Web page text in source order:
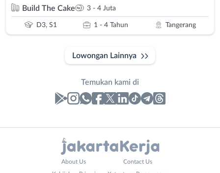
Build The Cake 3 - 4 Juta
D3, S1 1 - 4 Tahun Tangerang
Lowongan Lainnya
Temukan kami di
About Us Contact Us